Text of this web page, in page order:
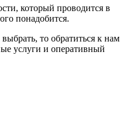
который проводится в
понадобится.
то обратиться к нам
услуги и оперативный